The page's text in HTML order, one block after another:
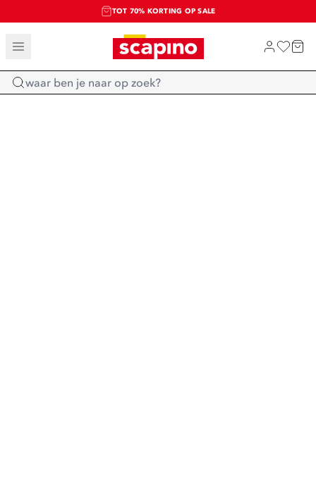
TOT 70% KORTING OP SALE
SALE: LAATSTE KANS!
SHOP NIEUW
Home